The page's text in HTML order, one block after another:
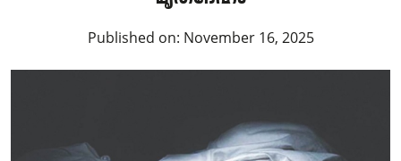
Published on: November 16, 2025